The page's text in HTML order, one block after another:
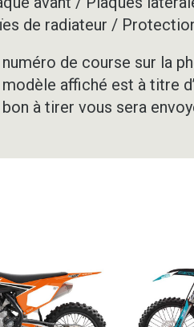
de radiateur /
numéro de course sur la
modèle affiché est à titre
bon à tirer vous sera